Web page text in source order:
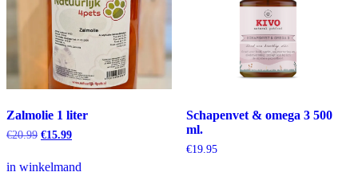
Zalmolie 1 liter
€20.99 Oorspronkelijke
was:
€20.99.
€15.99Huidige
is:
€15.99.
in winkelmand
Schapenvet & omega 3 500
ml.
€19.95